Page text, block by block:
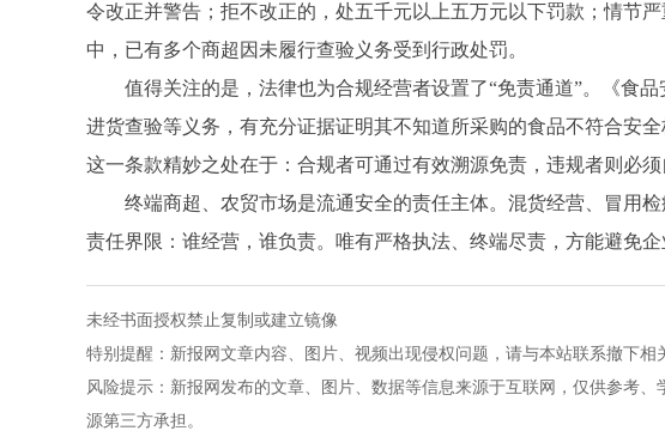
令改正并警告；拒不改正的，处五千元以上五万元以下罚款；情节
中，已有多个商超因未履行查验义务受到行政处罚。
值得关注的是，法律也为合规经营者设置了“免责通道”。《食
进货查验等义务，有充分证据证明其不知道所采购的食品不符合安
这一条款精妙之处在于：合规者可通过有效溯源免责，违规者则必
终端商超、农贸市场是流通安全的责任主体。混货经营、冒用
责任界限：谁经营，谁负责。唯有严格执法、终端尽责，方能避免企
未经书面授权禁止复制或建立镜像
特别提醒：新报网文章内容、图片、视频出现侵权问题，请与本站联系撤下相关
风险提示：新报网发布的文章、图片、数据等信息来源于互联网，仅供参考
源第三方承担。